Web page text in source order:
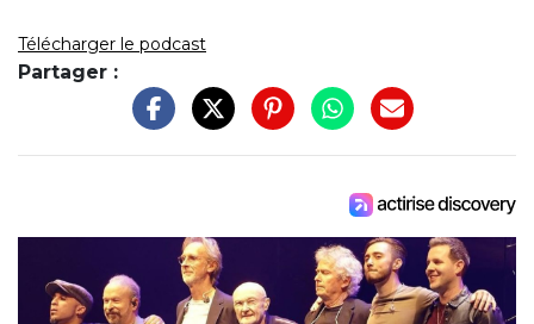
Télécharger le podcast
Partager :